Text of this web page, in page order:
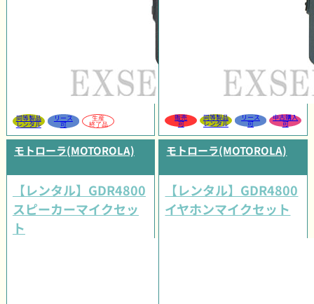
同等製品
レンタル
リース
可
生産
終了品
販売
可
同等製品
レンタル
リース
可
中古購入
可
モトローラ(MOTOROLA)
【レンタル】GDR4800
スピーカーマイクセッ
ト
モトローラ(MOTOROLA)
【レンタル】GDR4800
イヤホンマイクセット